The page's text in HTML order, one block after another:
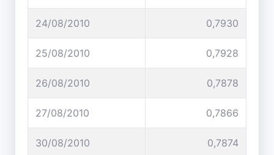
24/08/2010 0,7930
25/08/2010 0,7928
26/08/2010 0,7878
27/08/2010 0,7866
30/08/2010 0,7874